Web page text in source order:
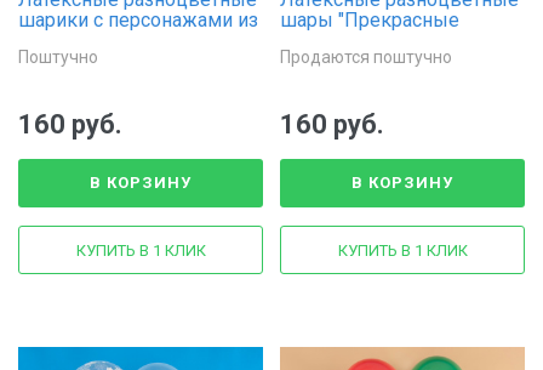
шарики с персонажами из
Поштучно
160 руб.
В КОРЗИНУ
КУПИТЬ В 1 КЛИК
шары "Прекрасные
Продаются поштучно
160 руб.
В КОРЗИНУ
КУПИТЬ В 1 КЛИК